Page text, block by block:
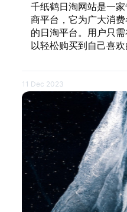
千纸鹤日淘网站是一
商平台，它为广大消
的日淘平台。用户只
以轻松购买到自己喜欢
11 Dec 2023